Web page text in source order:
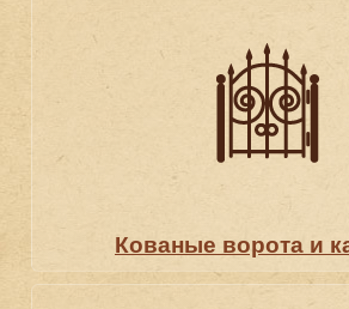
Кованые ворота и